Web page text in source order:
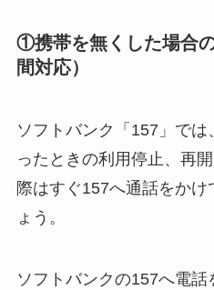
①携帯を無くした場合
間対応）
ソフトバンク「157」では
ったときの利用停止、再
際はすぐ157へ通話をか
ょう。
ソフトバンクの157へ電話